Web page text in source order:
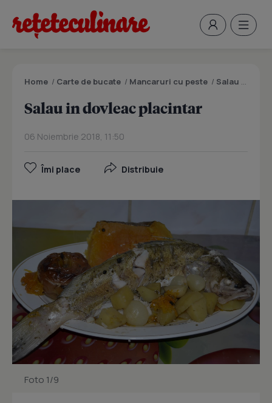
Home / Carte de bucate / Mancaruri cu peste / Salau in dovleac placintar
Salau in dovleac placintar
06 Noiembrie 2018, 11:50
Îmi place Distribuie
Foto 1/9